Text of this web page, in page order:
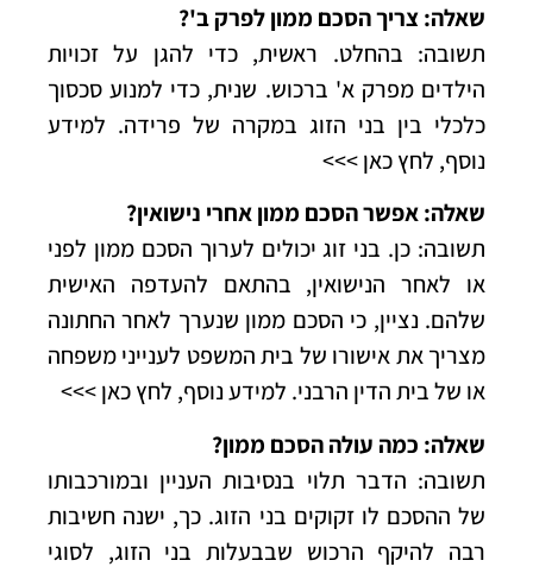
שאלה: צריך הסכם ממון לפרק ב'?
תשובה: בהחלט. ראשית, כדי להגן על זכויות
הילדים מפרק א' ברכוש. שנית, כדי למנוע סכסוך
כלכלי בין בני הזוג במקרה של פרידה. למידע
נוסף, לחץ כאן >>>
שאלה: אפשר הסכם ממון אחרי נישואין?
תשובה: כן. בני זוג יכולים לערוך הסכם ממון לפני
או לאחר הנישואין, בהתאם להעדפה האישית
שלהם. נציין, כי הסכם ממון שנערך לאחר החתונה
מצריך את אישורו של בית המשפט לענייני משפחה
או של בית הדין הרבני. למידע נוסף, לחץ כאן >>>
שאלה: כמה עולה הסכם ממון?
תשובה: הדבר תלוי בנסיבות העניין ובמורכבותו
של ההסכם לו זקוקים בני הזוג. כך, ישנה חשיבות
רבה להיקף הרכוש שבבעלות בני הזוג, לסוגי